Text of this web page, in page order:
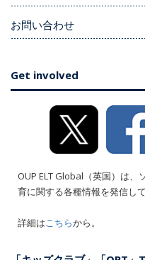
お問い合わせ
Get involved
OUP ELT Global（英国）は
育に関する各種情報を発信して
詳細はこちらから。